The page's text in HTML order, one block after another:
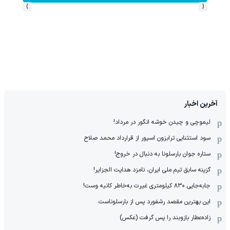
‹
›
آخرین اخبار
لیموچی و چیدن خوشه انگور در مرداد!
سود استثنایی ترابزون اسپور از قرارداد محمد صلاح
ستاره جوان بارسلونا به دنبال در خروج!
گزینه سابق تیم ملی ایران، نامزد هدایت الجزایر!
جابه‌جایی ۸۳۰ کیلومتری غیرت به‌خاطر کانیه وست!
این بهترین مقصد رشفورد پس از بارسلوناست
زاده‌عطار بازوبند را پس گرفت (عکس)